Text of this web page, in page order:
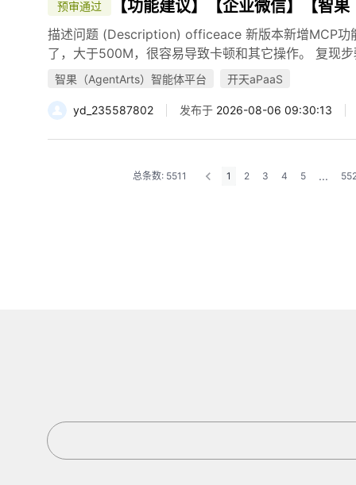
预审通过 【功能建议】【企业微信】【
描述问题 (Description) officeace 新版本新增MCP功
了，大于500M，很容易导致卡顿和其它操作。 复现
智果（AgentArts）智能体平台 开天aPaaS
yd_235587802 发布于 2026-08-06 09:30:13
总条数: 5511 1 2 3 4 5 ...